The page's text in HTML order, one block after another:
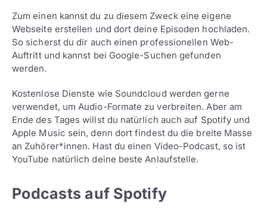
Zum einen kannst du zu diesem Zweck eine eigene
Webseite erstellen und dort deine Episoden hochladen.
So sicherst du dir auch einen professionellen Web-
Auftritt und kannst bei Google-Suchen gefunden
werden.
Kostenlose Dienste wie Soundcloud werden gerne
verwendet, um Audio-Formate zu verbreiten. Aber am
Ende des Tages willst du natürlich auch auf Spotify und
Apple Music sein, denn dort findest du die breite Masse
an Zuhörer*innen. Hast du einen Video-Podcast, so ist
YouTube natürlich deine beste Anlaufstelle.
Podcasts auf Spotify